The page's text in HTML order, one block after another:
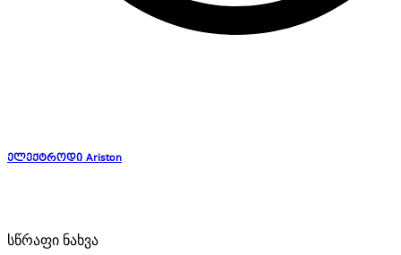
ელექტროდი Ariston
სწრაფი ნახვა